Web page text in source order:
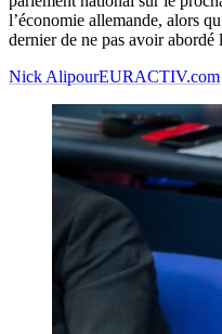
l’économie allemande, alors
dernier de ne pas avoir abordé
Nick AlipourEURACTIV.com